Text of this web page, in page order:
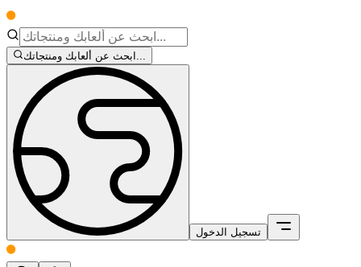
ابحث عن ألعابك ومنتجاتك...
تسجيل الدخول